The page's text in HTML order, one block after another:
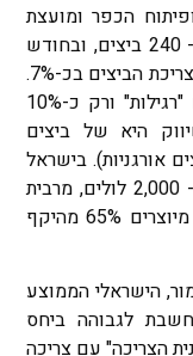
הכפר ומועצת
הלול, עולה כי הישראלי צורך מדי שנה כ- 240 ביצים, ובחודש
כ- 20 ביצים בממוצע. לקראת החג, עולה צריכת הביצים בכ-7%.
ככלל, הישראלים מעדיפים לצרוך ביצים "רגילות" ורק כ-10%
היא של ביצים
חופש, ביצי אומגה 3 וביצים אורגניות). בישראל
מיוצרות מדי שנה כ- 2 מיליארד ביצים ב- 2,000 לולים, מרבית
המגדלים מתגוררים באזור הצפון (בגליל מיוצרים 65% מהיקף
הישראלי הממוצע
נחשבת לגבוהה ביחס
הצריכה" עם צריכה